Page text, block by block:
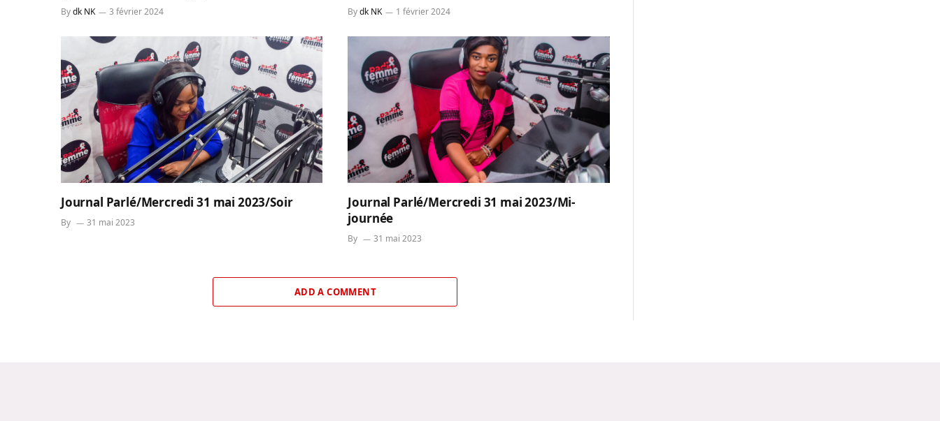
Bydk NK 3 février 2024 By dk NK 1 février 2024
Journal Parlé/Mercredi 31 mai 2023/Soir
By 31 mai 2023
Journal Parlé/Mercredi 31 mai 2023/Mi-
journée
By 31 mai 2023
ADD A COMMENT